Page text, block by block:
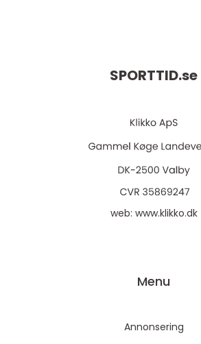
SPORTTID.se
web: www.klikko.dk
Menu
Annonsering